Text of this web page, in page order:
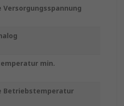
Versorgungsspannung
min.
Betriebstemperatur